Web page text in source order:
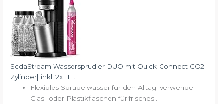
SodaStream Wassersprudler DUO mit Quick-Connect CO2-
Zylinder| inkl. 2x 1L...
Flexibles Sprudelwasser für den Alltag; verwende
Glas- oder Plastikflaschen für frisches...